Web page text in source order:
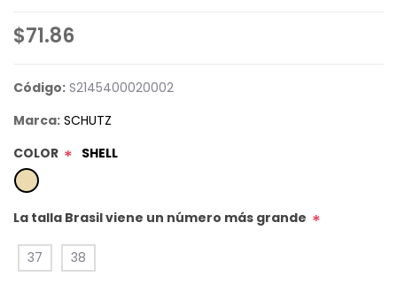
$71.86
Código: S2145400020002
Marca: SCHUTZ
COLOR * SHELL
La talla Brasil viene un número más grande *
37 38